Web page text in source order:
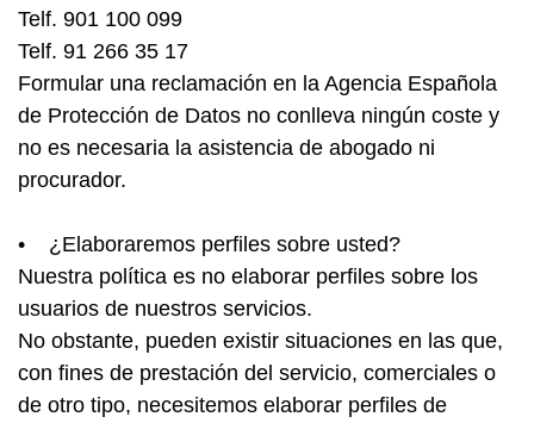
Telf. 901 100 099
Telf. 91 266 35 17
Formular una reclamación en la Agencia Española
de Protección de Datos no conlleva ningún coste y
no es necesaria la asistencia de abogado ni
procurador.
• ¿Elaboraremos perfiles sobre usted?
Nuestra política es no elaborar perfiles sobre los
usuarios de nuestros servicios.
No obstante, pueden existir situaciones en las que,
con fines de prestación del servicio, comerciales o
de otro tipo, necesitemos elaborar perfiles de